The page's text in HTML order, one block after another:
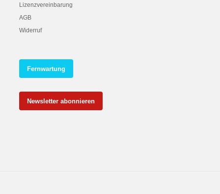
Lizenzvereinbarung
AGB
Widerruf
Fernwartung
Newsletter abonnieren